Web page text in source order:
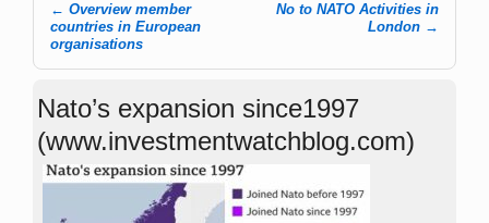
Post navigation
← Overview member
countries in European
organisations
No to NATO Activities in
London →
Nato’s expansion since1997
(www.investmentwatchblog.com)